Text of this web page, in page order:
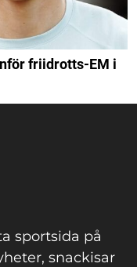
friidrotts-EM i
sportsida på
snackisar